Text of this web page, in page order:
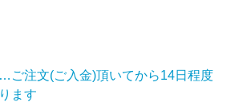
ご注文(ご入金)頂いてから14日程度
ます